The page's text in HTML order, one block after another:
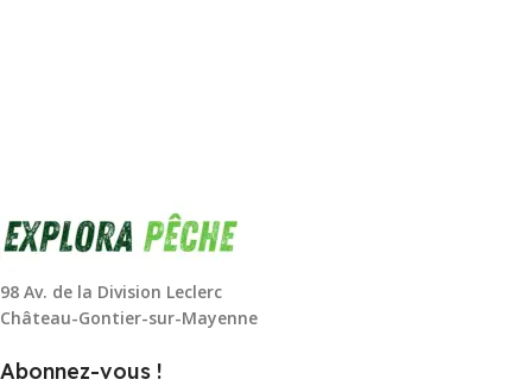
98 Av. de la Division Leclerc
Château-Gontier-sur-Mayenne
Abonnez-vous !